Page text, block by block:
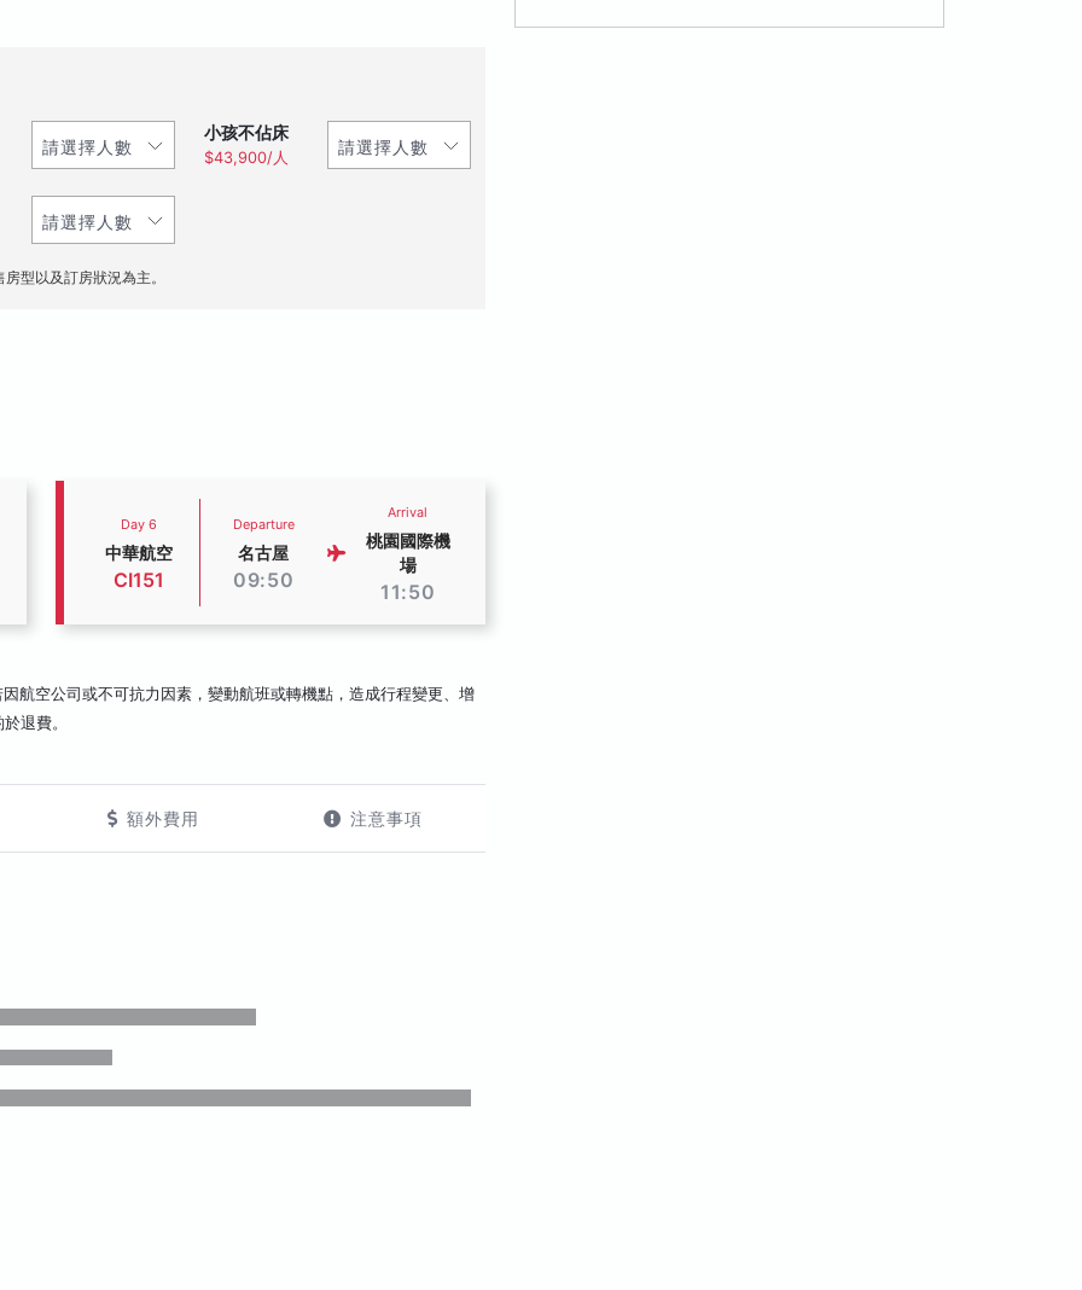
小孩不佔床
$43,900/人
型以及訂房狀況為主。
Day 6
中華航空
CI151
Departure
名古屋
09:50
Arrival
桃園國際機
場
11:50
航空公司或不可抗力因素，變動航班或轉機點，造成行程變更、增
退費。
額外費用 注意事項